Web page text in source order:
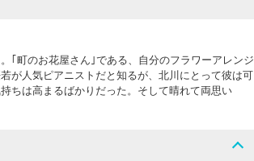
｢町のお花屋さん｣である、自分のフラワーアレンジ
が人気ピアニストだと知るが、北川にとって彼は可
ちは高まるばかりだった。そして晴れて両思い